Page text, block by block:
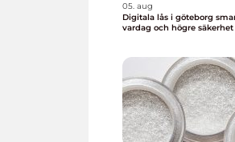
05. aug
Digitala lås i göteborg smartare
vardag och högre säkerhet